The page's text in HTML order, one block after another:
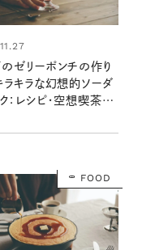
のゼリーポンチの作り
ラキラな幻想的ソーダ
ク：レシピ・空想喫茶ト
FOOD